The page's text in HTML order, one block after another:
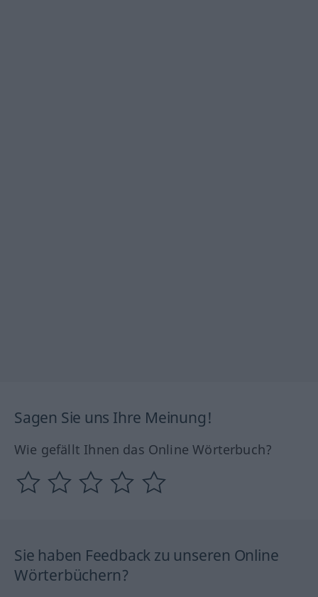
Sagen Sie uns Ihre Meinung!
Wie gefällt Ihnen das Online Wörterbuch?
Sie haben Feedback zu unseren Online
Wörterbüchern?